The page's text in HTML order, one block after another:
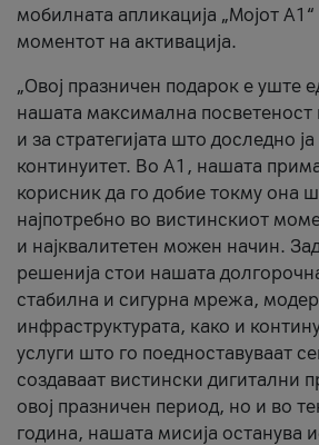
мобилната апликација „Мојот
моментот на активација.
„Овој празничен подарок е уште
нашата максимална посветеност
и за стратегијата што доследно
континуитет. Во А1, нашата
корисник да го добие токму она
најпотребно во вистинскиот
и најквалитетен можен начин.
решенија стои нашата
стабилна и сигурна мрежа,
инфраструктурата, како и
услуги што го поедноставуваат
создаваат вистински дигитални
овој празничен период, но и во
година, нашата мисија останува